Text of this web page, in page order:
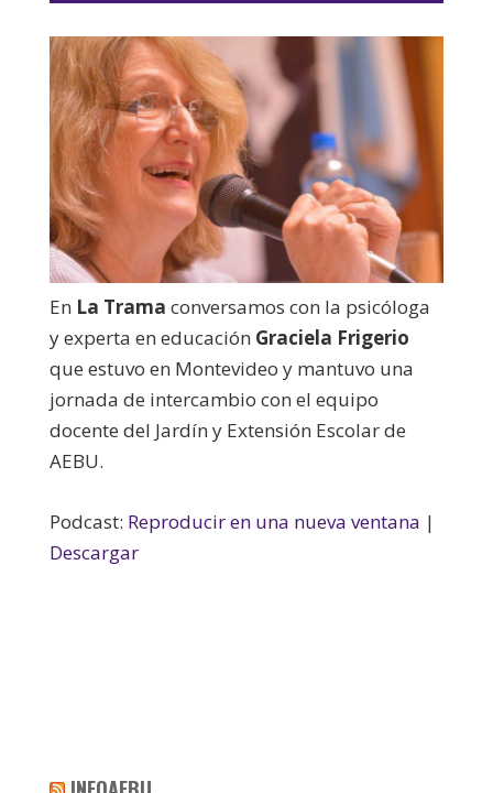
En La Trama conversamos con la psicóloga
y experta en educación Graciela Frigerio
que estuvo en Montevideo y mantuvo una
jornada de intercambio con el equipo
docente del Jardín y Extensión Escolar de
AEBU.
Podcast: Reproducir en una nueva ventana |
Descargar